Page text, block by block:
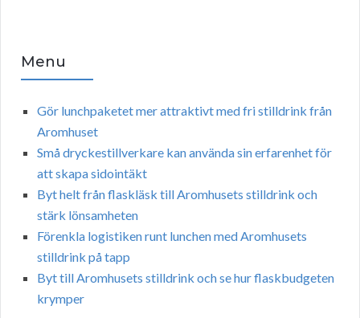
Menu
Gör lunchpaketet mer attraktivt med fri stilldrink från
Aromhuset
Små dryckestillverkare kan använda sin erfarenhet för
att skapa sidointäkt
Byt helt från flaskläsk till Aromhusets stilldrink och
stärk lönsamheten
Förenkla logistiken runt lunchen med Aromhusets
stilldrink på tapp
Byt till Aromhusets stilldrink och se hur flaskbudgeten
krymper